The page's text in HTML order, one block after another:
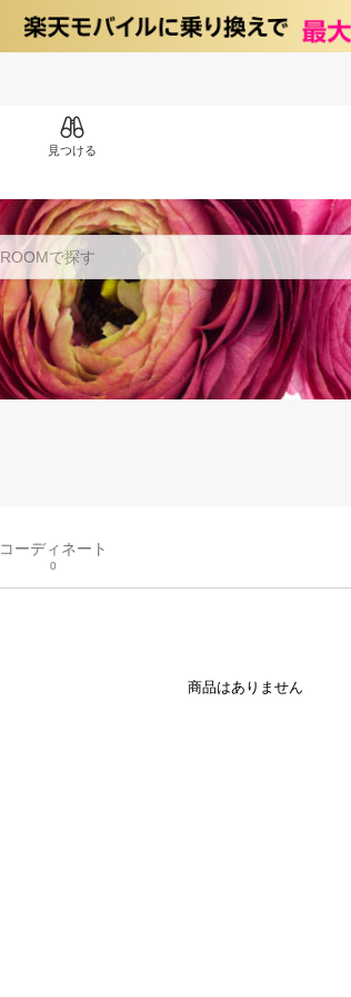
見つける
コーディネート
0
商品はありません